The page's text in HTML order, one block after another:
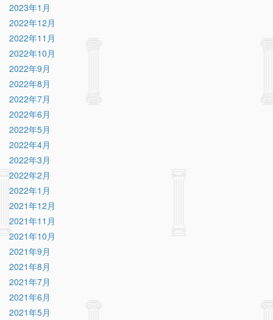
2023年1月
2022年12月
2022年11月
2022年10月
2022年9月
2022年8月
2022年7月
2022年6月
2022年5月
2022年4月
2022年3月
2022年2月
2022年1月
2021年12月
2021年11月
2021年10月
2021年9月
2021年8月
2021年7月
2021年6月
2021年5月